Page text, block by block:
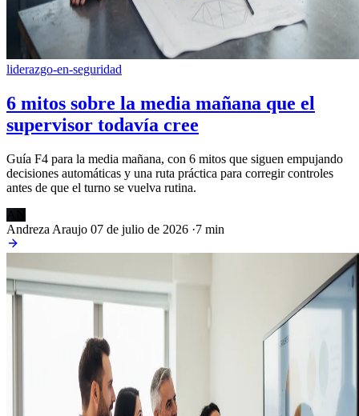
liderazgo-en-seguridad
6 mitos sobre la media mañana que el
supervisor todavía cree
Guía F4 para la media mañana, con 6 mitos que siguen empujando
decisiones automáticas y una ruta práctica para corregir controles
antes de que el turno se vuelva rutina.
Andreza Araujo 07 de julio de 2026 ·7 min